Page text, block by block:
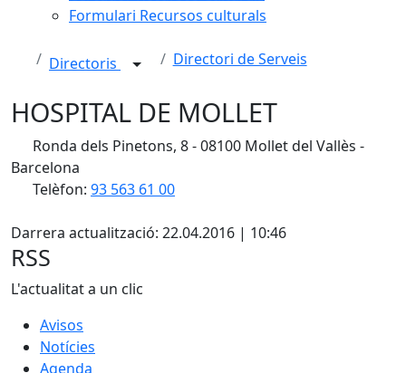
Formulari Recursos culturals
Directoris Directori de Serveis
HOSPITAL DE MOLLET
Ronda dels Pinetons, 8 - 08100 Mollet del Vallès -
Barcelona
Telèfon: 93 563 61 00
Darrera actualització: 22.04.2016 | 10:46
RSS
L'actualitat a un clic
Avisos
Notícies
Agenda